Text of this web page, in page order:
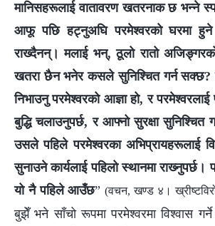
मानिसहरूलाई वातावरण खतरनाक छ भन्‍ने
आफू पछि हट्नुअघि परमेश्‍वरको घरमा हुने
राख्दैनन्। मलाई भन्, ठूलो रातो
खतरा छैन भनेर कसले सुनिश्चित गर्न सक्छ?
निभाउनु परमेश्‍वरको आज्ञा हो, र
बुद्धि चलाउनुपर्छ, र आफ्‍नो सुरक्षा सुनिश्‍चित
उसले पहिले परमेश्‍वरका अभिप्रायहरूलाई
सुनाउने कार्यलाई पहिलो स्थानमा राख्‍नुपर्छ।
यो नै पहिले आउँछ”(वचन, खण्ड ४।
बुझेँ भने साँचो रूपमा परमेश्‍वरमा विश्‍वास